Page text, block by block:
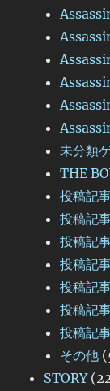
未分類
THE
投稿記
投稿記
投稿記
投稿記
投稿記
投稿記
投稿記
その他
STORY